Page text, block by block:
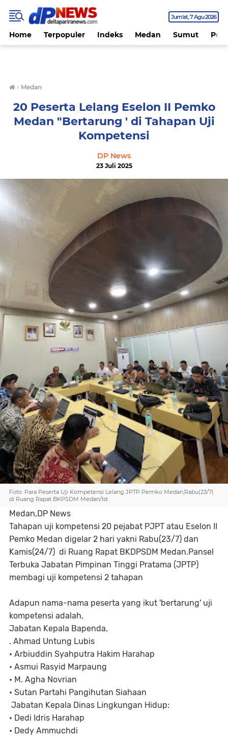
Jum'at 7 Agu 2026
Home Terpopuler Indeks Medan Sumut
› Medan
20 Peserta Lelang Eselon II Pemko
Medan "Bertarung ' di Tahapan Uji
Kompetensi
DP News
23 Juli 2025
Foto: Para Peserta Uji Kompetensi Lelang JPTP Pemko Medan,Rabu(23/7)
di Ruang Rapat BKPSDM Medan/Ist
Medan,DP News
Tahapan uji kompetensi 20 pejabat PJPT atau Eselon II
Pemko Medan digelar 2 hari yakni Rabu(23/7) dan
Kamis(24/7) di Ruang Rapat BKDPSDM Medan.Pansel
Terbuka Jabatan Pimpinan Tinggi Pratama (JPTP)
membagi uji kompetensi 2 tahapan
Adapun nama-nama peserta yang ikut 'bertarung' uji
kompetensi adalah,
Jabatan Kepala Bapenda,
. Ahmad Untung Lubis
• Arbiuddin Syahputra Hakim Harahap
• Asmui Rasyid Marpaung
• M. Agha Novrian
• Sutan Partahi Pangihutan Siahaan
Jabatan Kepala Dinas Lingkungan Hidup:
• Dedi Idris Harahap
• Dedy Ammuchdi